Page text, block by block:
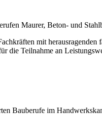
Maurer, Beton- und
mit
die Teilnahme an
Bauberufe im